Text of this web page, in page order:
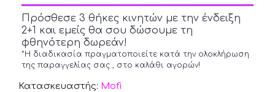
Πρόσθεσε 3 θήκες κινητών με την ένδειξη
2+1 και εμείς θα σου δώσουμε τη
φθηνότερη δωρεάν!
*H διαδικασία πραγματοποιείτε κατά την ολοκλήρωση
της παραγγελίας σας , στο καλάθι αγορών!
Κατασκευαστής: Mofi